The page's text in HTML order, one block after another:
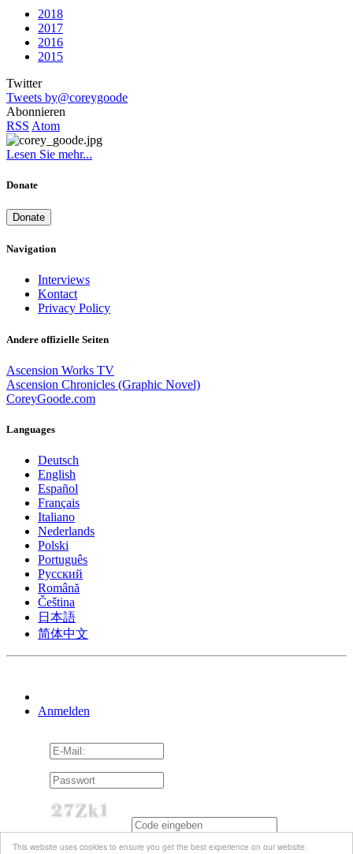
This website uses cookies to ensure you get the best experience on our website.
2018
2017
2016
2015
Twitter
Tweets by@coreygoode
Abonnieren
RSS Atom
Lesen Sie mehr...
Donate
Donate
Navigation
Interviews
Kontact
Privacy Policy
Andere offizielle Seiten
Ascension Works TV
Ascension Chronicles (Graphic Novel)
CoreyGoode.com
Languages
Deutsch
English
Español
Français
Italiano
Nederlands
Polski
Português
Pусский
Română
Čeština
日本語
简体中文
Anmelden
An mich erinnern